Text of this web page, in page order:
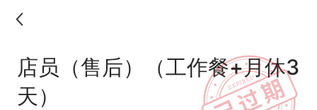
店员（售后）（工作餐+月休3
天）